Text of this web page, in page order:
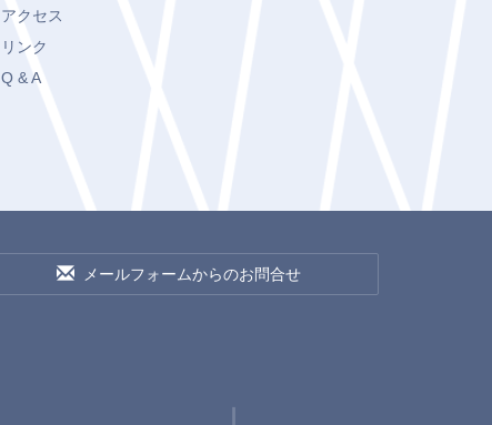
アクセス
リンク
Q & A
メールフォームからのお問合せ